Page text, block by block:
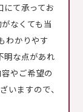
にて承ってお
なくても当
わかりやす
明な点があれ
やご希望の
いますので、